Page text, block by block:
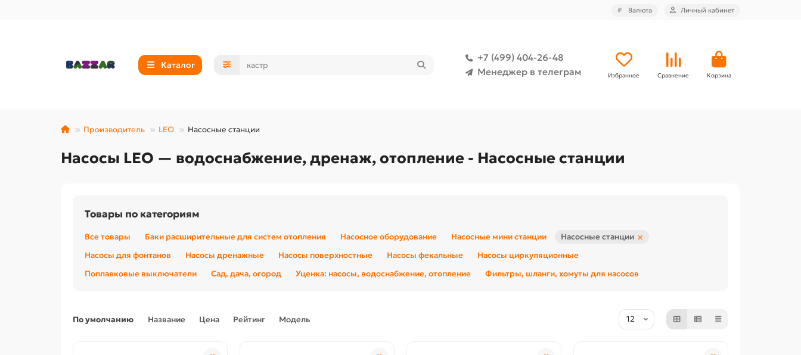
₽ Валюта Личный кабинет
Каталог
+7 (499) 404-26-48
Менеджер в телеграм
Избранное Сравнение Корзина
Производитель LEO Насосные станции
Насосы LEO — водоснабжение, дренаж, отопление - Насосные станции
Товары по категориям
Все товары Баки расширительные для систем отопления Насосное оборудование Насосные мини станции Насосные станции ×
Насосы для фонтанов Насосы дренажные Насосы поверхностные Насосы фекальные
Насосы циркуляционные
Поплавковые выключатели
Сад, дача, огород Уценка: насосы, водоснабжение, отопление Фильтры, шланги, хомуты для насосов
По умолчанию Название Цена Рейтинг Модель